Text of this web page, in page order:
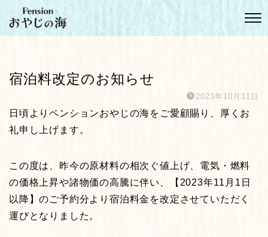
宿泊料改定のお知らせ
2023年10月11日
日頃よりペンションおやじの海をご愛顧賜り、厚くお
礼申し上げます。
この度は、昨今の原材料の相次ぐ値上げ、電気・燃料
の価格上昇や諸物価の高騰に伴い、【2023年11月1日
以降】のご予約分より宿泊料金を改定させていただく
運びとなりました。